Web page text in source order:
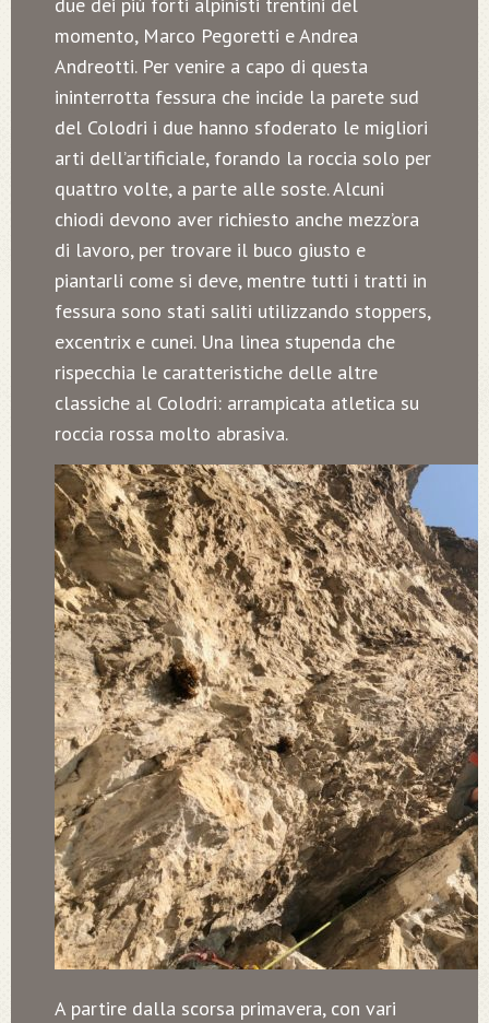
due dei più forti alpinisti trentini del
momento, Marco Pegoretti e Andrea
Andreotti. Per venire a capo di questa
ininterrotta fessura che incide la parete sud
del Colodri i due hanno sfoderato le migliori
arti dell’artificiale, forando la roccia solo per
quattro volte, a parte alle soste. Alcuni
chiodi devono aver richiesto anche mezz’ora
di lavoro, per trovare il buco giusto e
piantarli come si deve, mentre tutti i tratti in
fessura sono stati saliti utilizzando stoppers,
excentrix e cunei. Una linea stupenda che
rispecchia le caratteristiche delle altre
classiche al Colodri: arrampicata atletica su
roccia rossa molto abrasiva.
A partire dalla scorsa primavera, con vari